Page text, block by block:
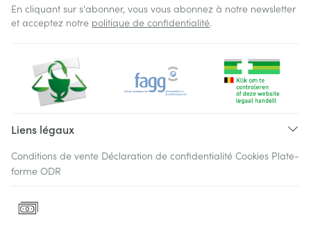
En cliquant sur s'abonner, vous vous abonnez à notre newsletter
et acceptez notre politique de confidentialité.
Liens légaux
Conditions de vente Déclaration de confidentialité Cookies Plate-
forme ODR